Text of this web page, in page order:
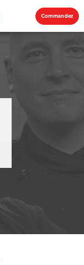
Commandez